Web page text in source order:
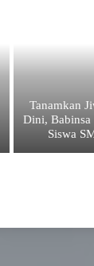
Tanamkan
Dini, Babinsa
Siswa